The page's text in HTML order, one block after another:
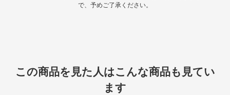
で、予めご了承ください。
この商品を見た人はこんな商品も見てい
ます